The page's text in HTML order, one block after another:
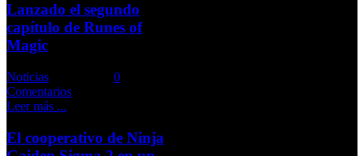
Lanzado el segundo
capítulo de Runes of
Magic
Noticias
0
Comentarios
Leer más ...
El cooperativo de Ninja